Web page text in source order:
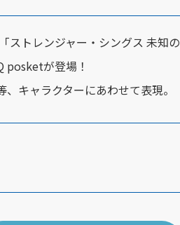
トレンジャー・シングス 未知の
posketが登場！
キャラクターにあわせて表現。